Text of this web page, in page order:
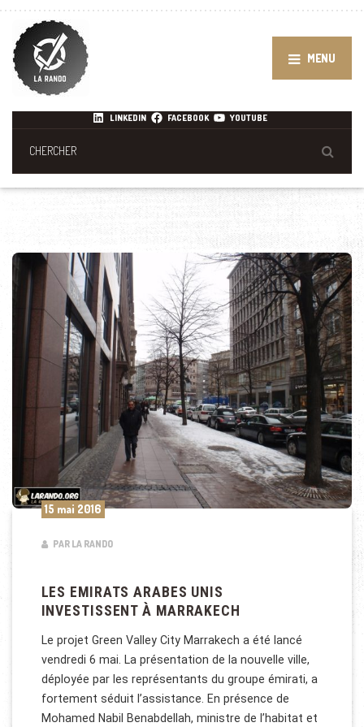
MENU
LINKEDIN FACEBOOK YOUTUBE
15 mai 2016
PAR LA RANDO
LES EMIRATS ARABES UNIS
INVESTISSENT À MARRAKECH
Le projet Green Valley City Marrakech a été lancé
vendredi 6 mai. La présentation de la nouvelle ville,
déployée par les représentants du groupe émirati, a
fortement séduit l’assistance. En présence de
Mohamed Nabil Benabdellah, ministre de l’habitat et